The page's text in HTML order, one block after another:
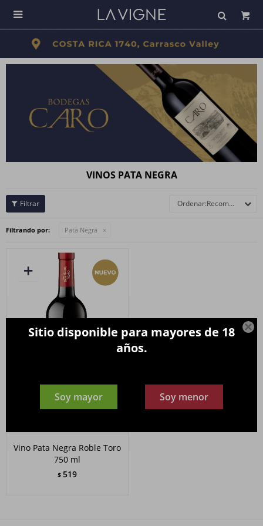

Sitio disponible para mayores de 18
años.
Soy mayor Soy menor

VINOS PATA NEGRA
Recomendados
Filtrando por: Pata Negra
Vino Pata Negra Roble Toro
750 ml
$ 519